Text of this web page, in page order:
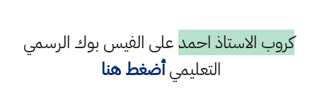
كروب الاستاذ احمدعلى الفيس بوك الرسمي
التعليميأضغط هنا